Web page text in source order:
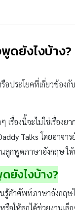
ดยังไงบ้าง?
ระโยคที่เกี่ยวข้องกั
เรื่องนี้จะไม่ใช่เรื่อง
Talks โดยอาจา
พูดภาษาอังกฤษ ให้
ยังไงบ้าง?
รู้คำศัพท์ภาษาอังกฤ
อให้ลูกได้ช่วยงานเ